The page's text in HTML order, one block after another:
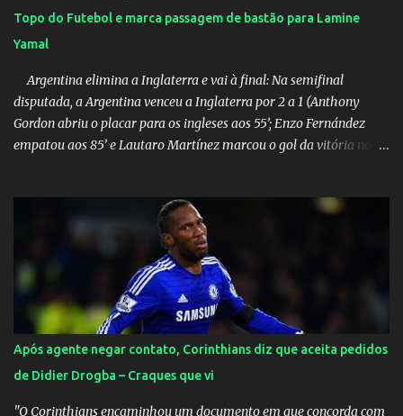
Topo do Futebol e marca passagem de bastão para Lamine
Yamal
Argentina elimina a Inglaterra e vai à final: Na semifinal
disputada, a Argentina venceu a Inglaterra por 2 a 1 (Anthony
Gordon abriu o placar para os ingleses aos 55’; Enzo Fernández
empatou aos 85’ e Lautaro Martínez marcou o gol da vitória nos
Inglaterra durante o jogo.
Após agente negar contato, Corinthians diz que aceita pedidos
de Didier Drogba – Craques que vi
"O Corinthians encaminhou um documento em que concorda com